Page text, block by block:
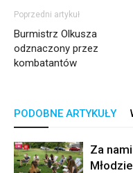
Poprzedni artykuł
Burmistrz Olkusza
odznaczony przez
kombatantów
PODOBNE ARTYKUŁY
Za